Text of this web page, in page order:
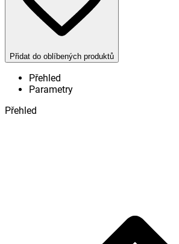
Přidat do oblíbených produktů
Přehled
Parametry
Přehled